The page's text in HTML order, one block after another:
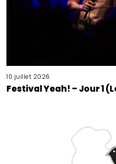
10 juillet 2026
Festival Yeah! – Jour 1